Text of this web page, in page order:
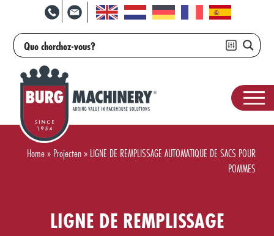
Home» Projecten» LIGNE DE REMPLISSAGE AUTOMATIQUE DE SACS POUR
POMMES
LIGNE DE REMPLISSAGE